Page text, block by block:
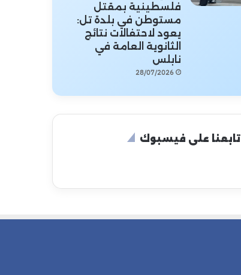
فلسطينية بمقتل
مستوطن في بلدة تل:
يعود لاحتفالات نتائج
الثانوية العامة في
نابلس
28/07/2026
تابعنا على فيسبوك